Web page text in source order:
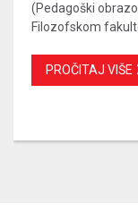
(Pedagoški
Filozofskom
PROČITAJ VIŠE